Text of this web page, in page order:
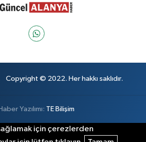
Copyright © 2022. Her hakkı saklıdır.
Yazılımı: TE Bilişim
için çerezlerden